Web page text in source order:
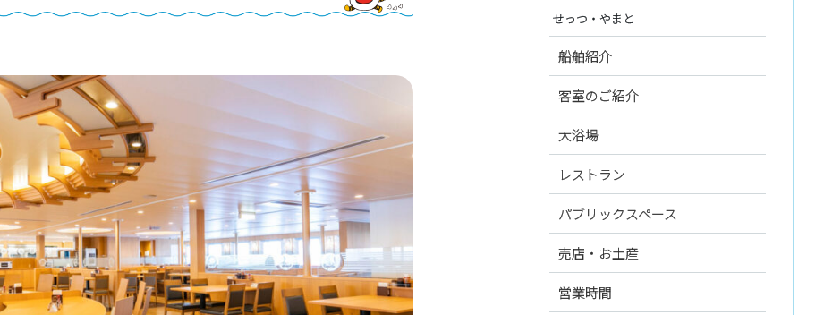
せっつ・やまと
船舶紹介
客室のご紹介
大浴場
レストラン
パブリックスペース
売店・お土産
営業時間